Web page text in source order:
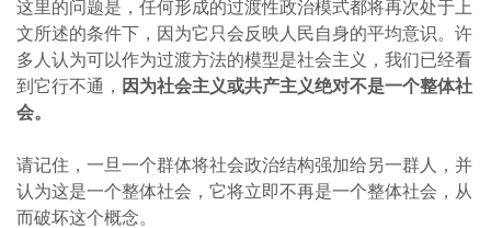
这里的问题是，任何形成的过渡性政治模式都将再次处于上
文所述的条件下，因为它只会反映人民自身的平均意识。许
多人认为可以作为过渡方法的模型是社会主义，我们已经看
到它行不通， 因为社会主义或共产主义绝对不是一个整体社
会。
请记住，一旦一个群体将社会政治结构强加给另一群人，并
认为这是一个整体社会，它将立即不再是一个整体社会，从
而破坏这个概念。